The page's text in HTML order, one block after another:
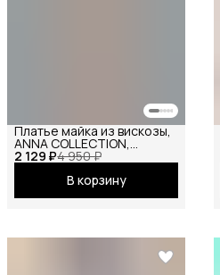
2 129 ₽4 950 ₽
Платье майка из вискозы,
ANNA COLLECTION,
сарафан офисный, на
бретелях, базовое
вечернее праздничное
повседневное
В корзину